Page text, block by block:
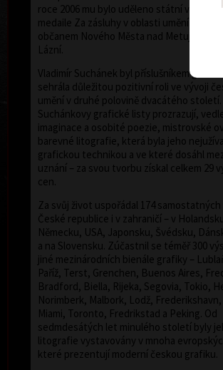
roce 2006 mu bylo uděleno státní
medaile Za zásluhy v oblasti umění. Je
občanem Nového Města nad Metují a
Lázní.
Vladimír Suchánek byl příslušníkem
sehrála důležitou pozitivní roli ve vývoji
umění v druhé polovině dvacátého století.
Suchánkovy grafické listy prozrazují,
imaginace a osobité poezie, mistrovské
barevné litografie, která byla jeho
grafickou technikou a ve které dosáhl
uznání – za svou tvorbu získal celkem 29
cen.
Za svůj život uspořádal 174
České republice i v zahraničí – v
Německu, USA, Japonsku, Švédsku,
a na Slovensku. Zúčastnil se téměř 300
jiné mezinárodních bienále grafiky –
Paříž, Terst, Grenchen, Buenos Aires,
Bradford, Biella, Rijeka, Segovia, Tokio,
Norimberk, Malbork, Lodž,
Miami, Toronto, Fredrikstad a Peking. Od
sedmdesátých let minulého století byly
litografie vystavovány v mnoha
které prezentují moderní českou grafiku.